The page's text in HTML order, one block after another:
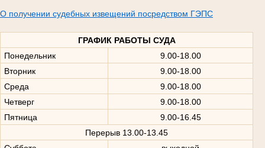
О получении судебных извещений посредством ГЭПС
ГРАФИК РАБОТЫ СУДА
Понедельник
9.00-18.00
Вторник
9.00-18.00
Среда
9.00-18.00
Четверг
9.00-18.00
Пятница
9.00-16.45
Перерыв 13.00-13.45